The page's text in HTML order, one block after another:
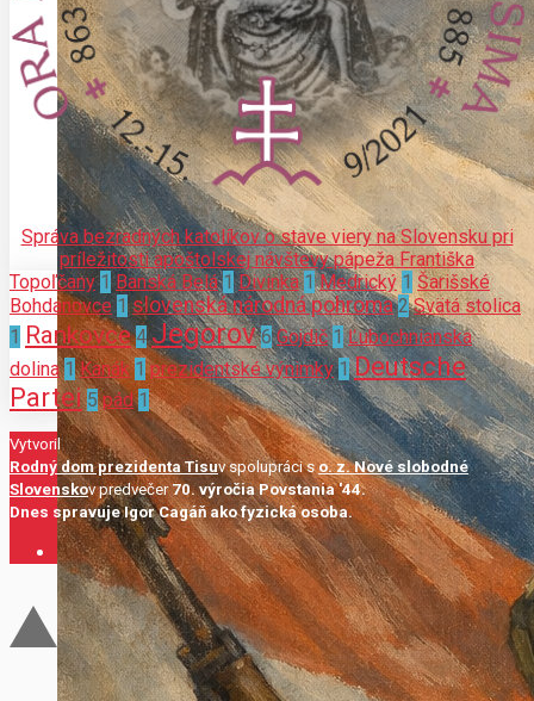
Správa bezradných katolíkov o stave viery na Slovensku pri
príležitosti apoštolskej návštevy pápeža Františka
Topoľčany 1 Banská Belá 1 Divinka 1 Medrický 1 Šarišské
Bohdanovce 1 slovenská národná pohroma 2 Svätá stolica
1 Rankovce 4 Jegorov 6 Gojdič 1 Ľubochnianska
dolina 1 Kanák 1 prezidentské výnimky 1 Deutsche
Partei 5 pád 1
Vytvoril
Rodný dom prezidenta Tisuv spolupráci so. z. Nové slobodné
Slovenskov predvečer 70. výročia Povstania '44.
Dnes spravuje Igor Cagáň ako fyzická osoba.